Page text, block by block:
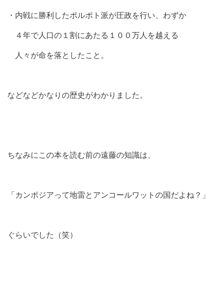
・内戦に勝利したポルポト派が圧政を行い、わずか
４年で人口の１割にあたる１００万人を越える
人々が命を落としたこと。
などなどかなりの歴史がわかりました。
ちなみにこの本を読む前の遠藤の知識は、
「カンボジアって地雷とアンコールワットの国だよね？」
ぐらいでした（笑）